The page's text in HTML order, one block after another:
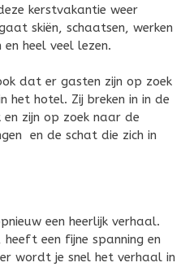
kerstvakantie weer
skiën, schaatsen, werken
heel veel lezen.
dat er gasten zijn op zoek
het hotel. Zij breken in in de
en zijn op zoek naar de
en de schat die zich in
een heerlijk verhaal.
een fijne spanning en
wordt je snel het verhaal in